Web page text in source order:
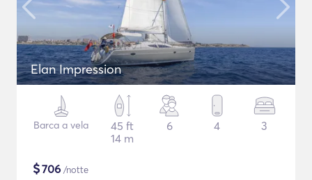
Elan Impression
Barca a vela
45 ft
14 m
6 4 3
$706 /notte